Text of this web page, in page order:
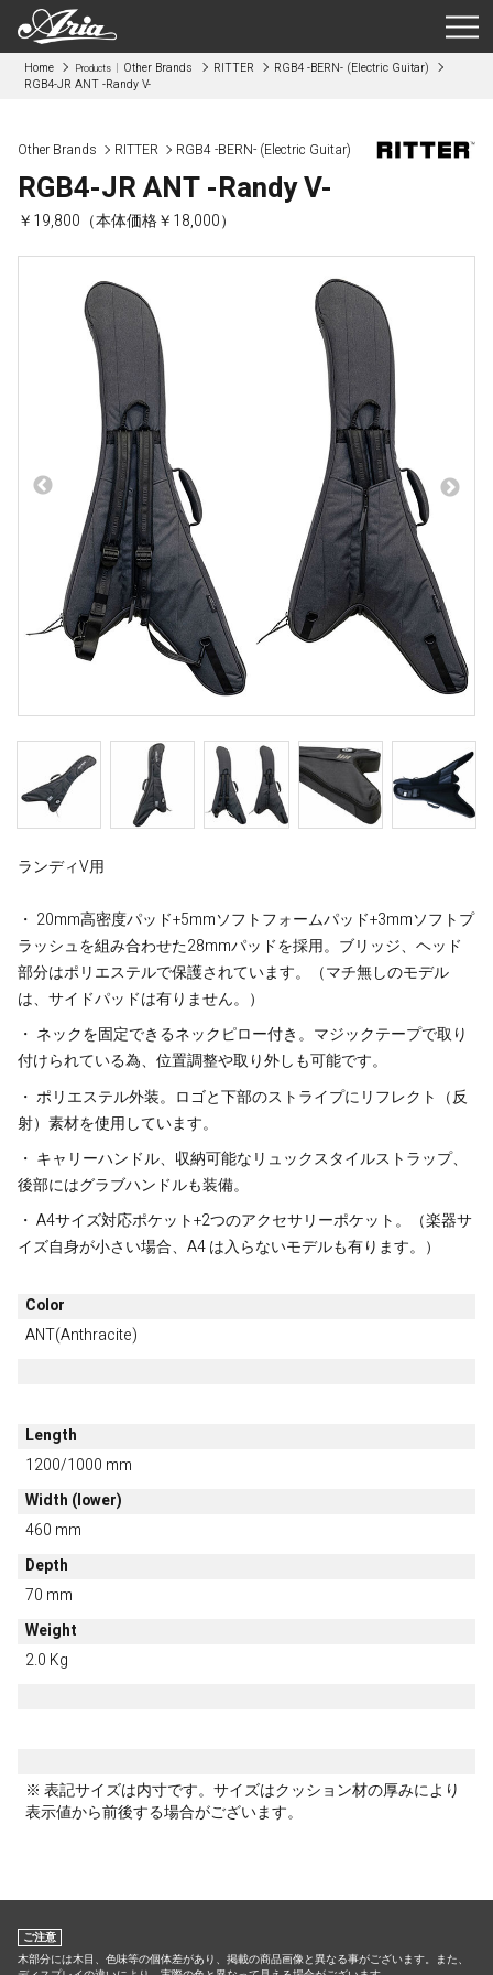
Home Products Other Brands RITTER
RGB4 -BERN- (Electric Guitar)
RGB4-JR ANT -Randy V-
Other Brands RITTER RGB4 -BERN- (Electric Guitar)
RGB4-JR ANT -Randy V-
￥19,800（本体価格￥18,000）
ランディV用
・ 20mm高密度パッド+5mmソフトフォームパッド+3mmソフトプ
ラッシュを組み合わせた28mmパッドを採用。ブリッジ、ヘッド
部分はポリエステルで保護されています。（マチ無しのモデル
は、サイドパッドは有りません。）
・ ネックを固定できるネックピロー付き。マジックテープで取り
付けられている為、位置調整や取り外しも可能です。
・ ポリエステル外装。ロゴと下部のストライプにリフレクト（反
射）素材を使用しています。
・ キャリーハンドル、収納可能なリュックスタイルストラップ、
後部にはグラブハンドルも装備。
・ A4サイズ対応ポケット+2つのアクセサリーポケット。（楽器サ
イズ自身が小さい場合、A4 は入らないモデルも有ります。）
Color
ANT(Anthracite)
Length
1200/1000 mm
Width (lower)
460 mm
Depth
70 mm
Weight
2.0 Kg
※ 表記サイズは内寸です。サイズはクッション材の厚みにより
表示値から前後する場合がございます。
ご注意
木部分には木目、色味等の個体差があり、掲載の商品画像と異なる事がございます。また、